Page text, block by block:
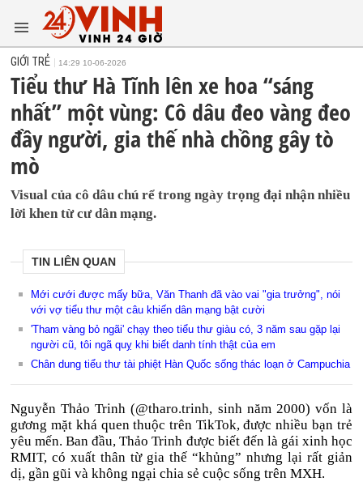
GIỚI TRẺ 14:29 10-06-2026
Tiểu thư Hà Tĩnh lên xe hoa “sáng
nhất” một vùng: Cô dâu đeo vàng đeo
đầy người, gia thế nhà chồng gây tò
mò
Visual của cô dâu chú rể trong ngày trọng đại nhận nhiều
lời khen từ cư dân mạng.
TIN LIÊN QUAN
Mới cưới được mấy bữa, Văn Thanh đã vào vai "gia trưởng", nói
với vợ tiểu thư một câu khiến dân mạng bật cười
'Tham vàng bỏ ngãi' chạy theo tiểu thư giàu có, 3 năm sau gặp lại
người cũ, tôi ngã quỵ khi biết danh tính thật của em
Chân dung tiểu thư tài phiệt Hàn Quốc sống thác loạn ở Campuchia
Nguyễn Thảo Trinh (@tharo.trinh, sinh năm 2000) vốn là
gương mặt khá quen thuộc trên TikTok, được nhiều bạn trẻ
yêu mến. Ban đầu, Thảo Trinh được biết đến là gái xinh học
RMIT, có xuất thân từ gia thế “khủng” nhưng lại rất giản
dị, gần gũi và không ngại chia sẻ cuộc sống trên MXH.